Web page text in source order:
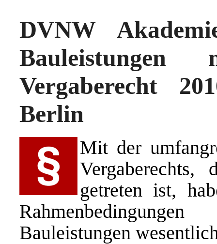
DVNW
Vergaberecht
Berlin
Mit der
getreten ist,
Bauleistungen